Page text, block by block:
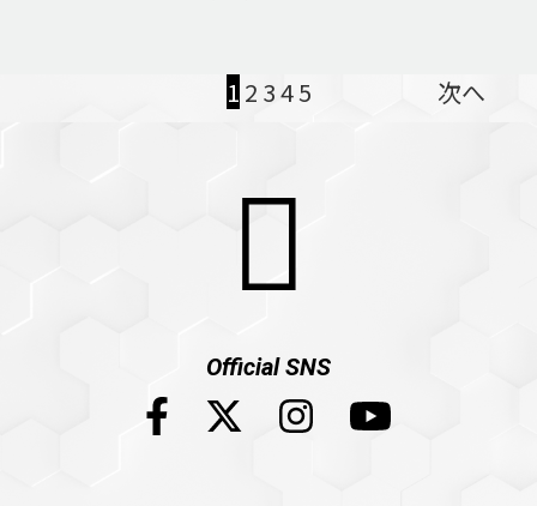
1 2 345 次へ
Official SNS